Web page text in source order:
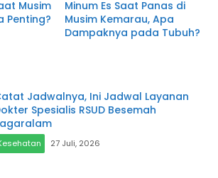
Musim
Penting?
Minum Es Saat Panas di
Musim Kemarau, Apa
Dampaknya pada Tubuh?
Jadwalnya, Ini Jadwal Layanan
Spesialis RSUD Besemah
27 Juli, 2026